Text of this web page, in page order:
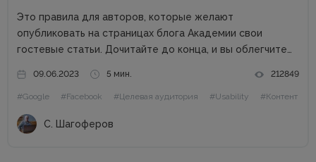
Это правила для авторов, которые желают
опубликовать на страницах блога Академии свои
гостевые статьи. Дочитайте до конца, и вы облегчите
интернет-маркетинга WebPromoExperts в цифрах: 37
000 уникальных посетителей, 90 000 подписчиков...
09.06.2023 5 мин. 212849
#Google #Facebook #Целевая аудитория #Usability #Контент
С. Шагоферов